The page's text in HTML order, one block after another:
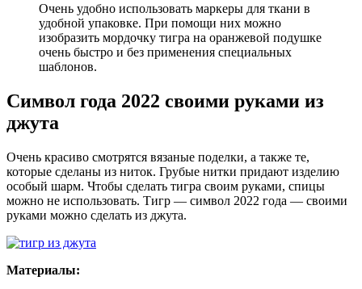
Очень удобно использовать маркеры для ткани в
удобной упаковке. При помощи них можно
изобразить мордочку тигра на оранжевой подушке
очень быстро и без применения специальных
шаблонов.
Символ года 2022 своими руками из
джута
Очень красиво смотрятся вязаные поделки, а также те,
которые сделаны из ниток. Грубые нитки придают изделию
особый шарм. Чтобы сделать тигра своим руками, спицы
можно не использовать. Тигр — символ 2022 года — своими
руками можно сделать из джута.
Материалы: